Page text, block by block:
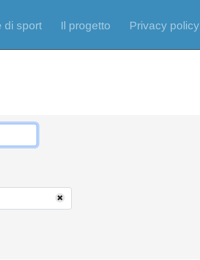
di sport Il progetto Privacy policy